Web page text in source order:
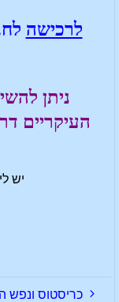
לרכישה
העיקריים
יש
כריסטוס ונפש